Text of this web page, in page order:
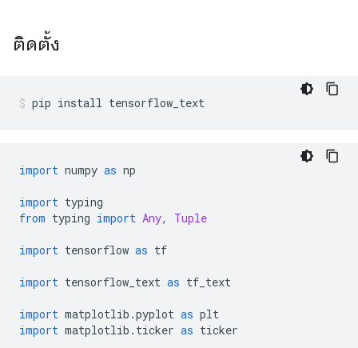
ติดตั้ง
pip install tensorflow_text
import numpy as np
import typing
from typing import Any, Tuple
import tensorflow as tf
import tensorflow_text as tf_text
import matplotlib .pyplot as plt
import matplotlib . ticker as ticker